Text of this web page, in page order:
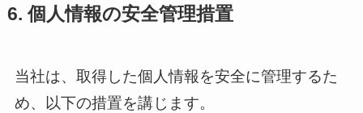
6. 個人情報の安全管理措置
当社は、取得した個人情報を安全に管理するた
め、以下の措置を講じます。